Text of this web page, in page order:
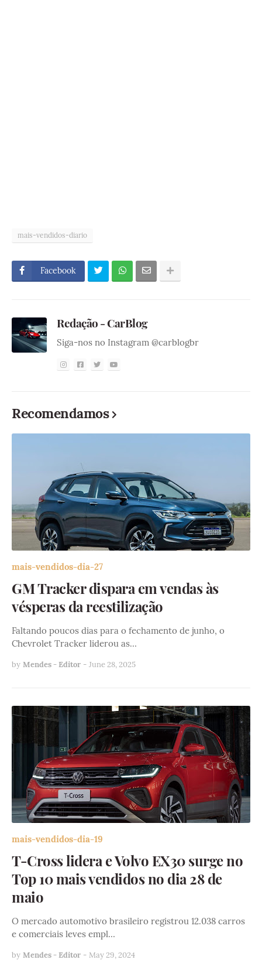
mais-vendidos-diario
Facebook
Redação - CarBlog
Siga-nos no Instagram @carblogbr
Recomendamos
mais-vendidos-dia-27
GM Tracker dispara em vendas às
vésperas da reestilização
Faltando poucos dias para o fechamento de junho, o
Chevrolet Tracker liderou as…
by Mendes - Editor - June 28, 2025
mais-vendidos-dia-19
T-Cross lidera e Volvo EX30 surge no
Top 10 mais vendidos no dia 28 de
maio
O mercado automotivo brasileiro registrou 12.038 carros
e comerciais leves empl…
by Mendes - Editor - May 29, 2024